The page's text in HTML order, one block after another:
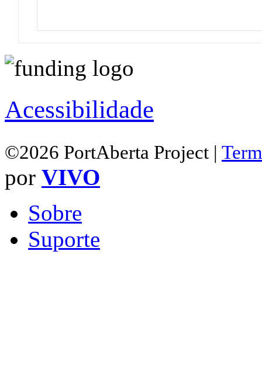
Acessibilidade
©2026 PortAberta Project |
por VIVO
Sobre
Suporte